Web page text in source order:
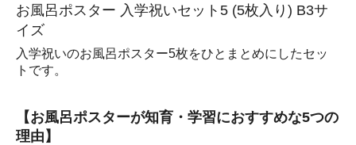
お風呂ポスター 入学祝いセット5 (5枚入り) B3サ
イズ
入学祝いのお風呂ポスター5枚をひとまとめにしたセッ
トです。
【お風呂ポスターが知育・学習におすすめな5つの
理由】